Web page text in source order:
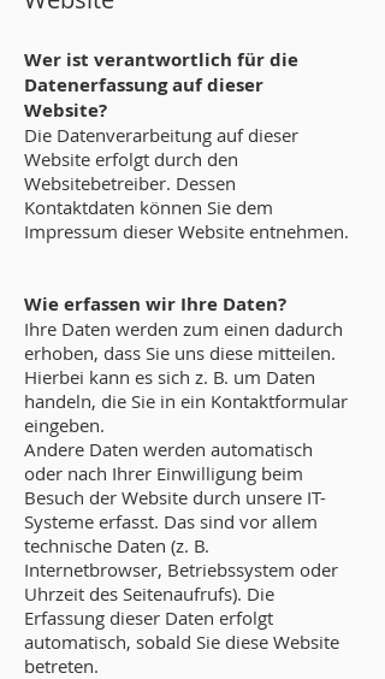
Wer ist verantwortlich für die
Datenerfassung auf dieser
Website?
Die Datenverarbeitung auf dieser
Website erfolgt durch den
Websitebetreiber. Dessen
Kontaktdaten können Sie dem
Impressum dieser Website entnehmen.
Wie erfassen wir Ihre Daten?
Ihre Daten werden zum einen dadurch
erhoben, dass Sie uns diese mitteilen.
Hierbei kann es sich z. B. um Daten
handeln, die Sie in ein Kontaktformular
eingeben.
Andere Daten werden automatisch
oder nach Ihrer Einwilligung beim
Besuch der Website durch unsere IT-
Systeme erfasst. Das sind vor allem
technische Daten (z. B.
Internetbrowser, Betriebssystem oder
Uhrzeit des Seitenaufrufs). Die
Erfassung dieser Daten erfolgt
automatisch, sobald Sie diese Website
betreten.